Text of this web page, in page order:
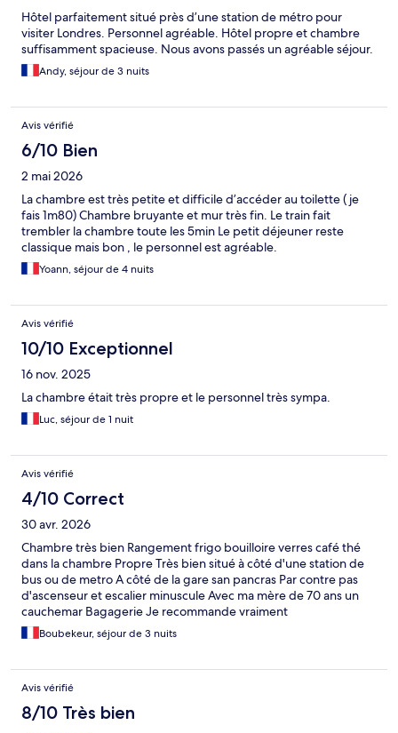
Hôtel parfaitement situé près d’une station de métro pour
visiter Londres. Personnel agréable. Hôtel propre et chambre
suffisamment spacieuse. Nous avons passés un agréable séjour.
Andy, séjour de 3 nuits
Avis vérifié
6/10 Bien
2 mai 2026
La chambre est très petite et difficile d’accéder au toilette ( je
fais 1m80) Chambre bruyante et mur très fin. Le train fait
trembler la chambre toute les 5min Le petit déjeuner reste
classique mais bon , le personnel est agréable.
Yoann, séjour de 4 nuits
Avis vérifié
10/10 Exceptionnel
16 nov. 2025
La chambre était très propre et le personnel très sympa.
Luc, séjour de 1 nuit
Avis vérifié
4/10 Correct
30 avr. 2026
Chambre très bien Rangement frigo bouilloire verres café thé
dans la chambre Propre Très bien situé à côté d'une station de
bus ou de metro A côté de la gare san pancras Par contre pas
d'ascenseur et escalier minuscule Avec ma mère de 70 ans un
cauchemar Bagagerie Je recommande vraiment
Boubekeur, séjour de 3 nuits
Avis vérifié
8/10 Très bien